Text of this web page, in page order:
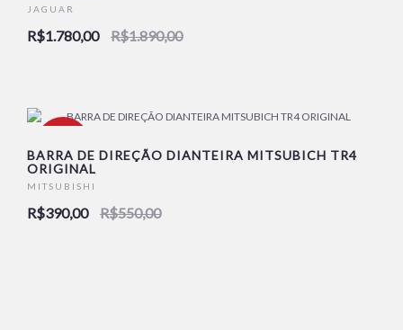
JAGUAR
R$1.780,00 R$1.890,00
BARRA DE DIREÇÃO DIANTEIRA MITSUBICH TR4
ORIGINAL
MITSUBISHI
R$390,00 R$550,00